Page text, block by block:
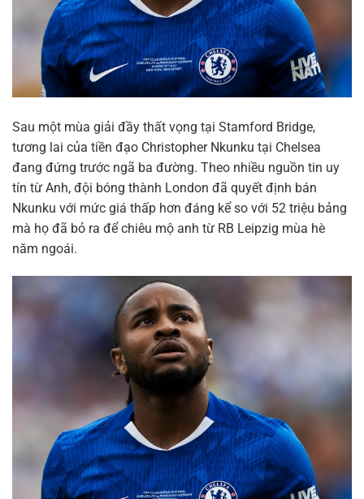
Sau một mùa giải đầy thất vọng tại Stamford Bridge,
tương lai của tiền đạo Christopher Nkunku tại Chelsea
đang đứng trước ngã ba đường. Theo nhiều nguồn tin uy
tín từ Anh, đội bóng thành London đã quyết định bán
Nkunku với mức giá thấp hơn đáng kể so với 52 triệu bảng
mà họ đã bỏ ra để chiêu mộ anh từ RB Leipzig mùa hè
năm ngoái.